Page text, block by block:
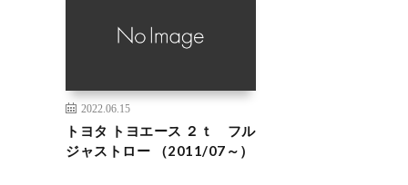
2022.06.15
トヨタ トヨエース ２ｔ フル
ジャストロー （2011/07～）